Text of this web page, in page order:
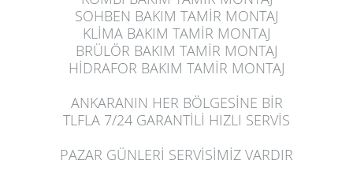
SOHBEN BAKIM TAMİR MONTAJ
KLİMA BAKIM TAMİR MONTAJ
BRÜLÖR BAKIM TAMİR MONTAJ
HİDRAFOR BAKIM TAMİR MONTAJ
ANKARANIN HER BÖLGESİNE BİR
TLFLA 7/24 GARANTİLİ HIZLI SERVİS
PAZAR GÜNLERİ SERVİSİMİZ VARDIR